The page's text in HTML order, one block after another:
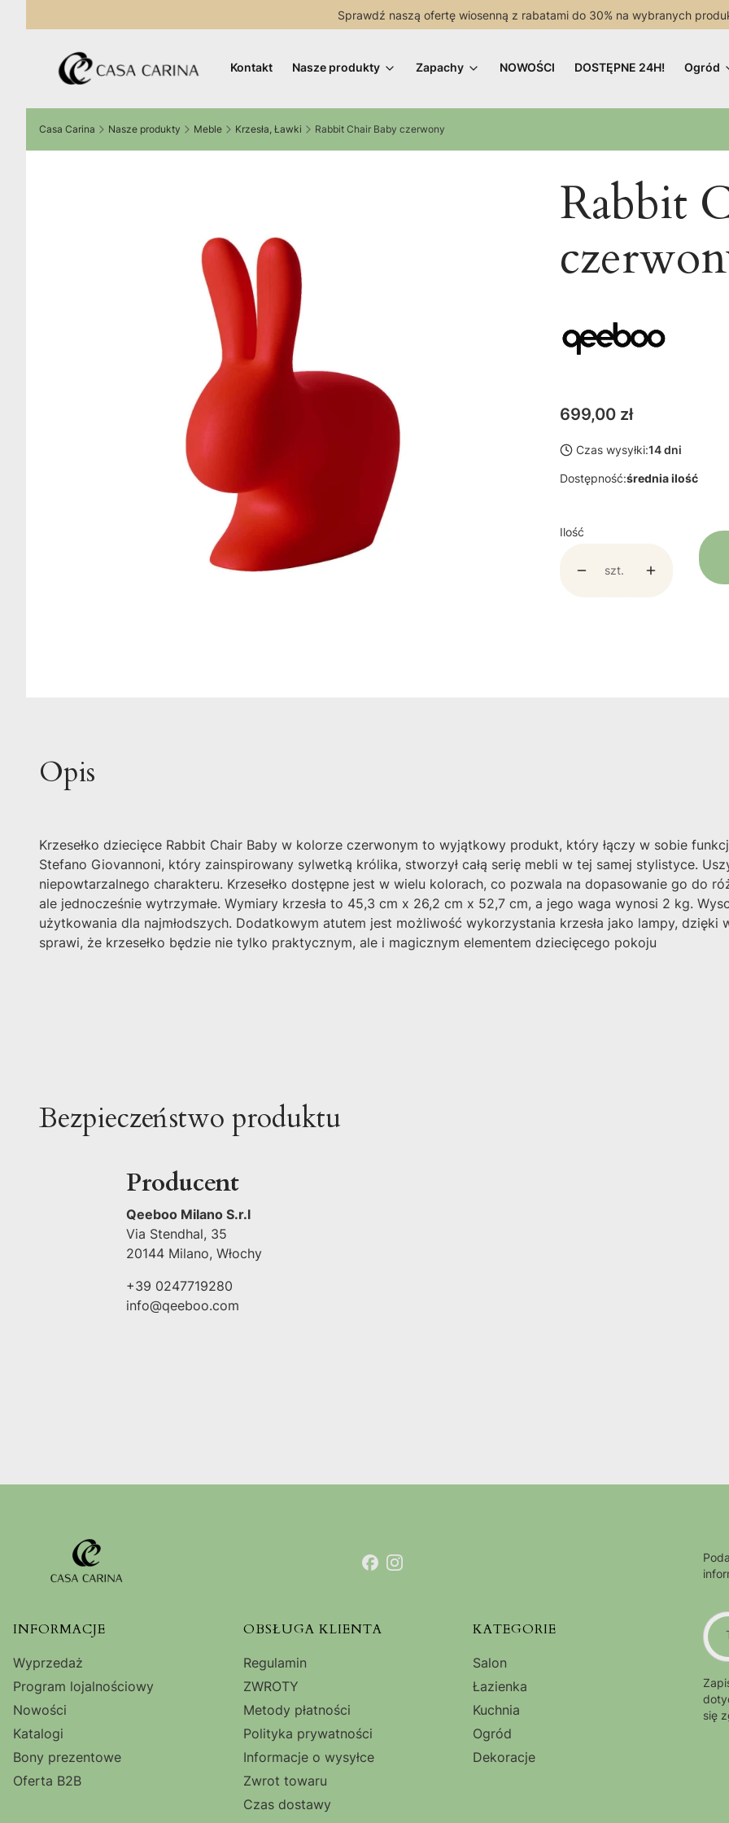
Sprawdź naszą ofertę wiosenną z rabatami do 30% na wybranych
Kontakt Nasze produkty Zapachy NOWOŚCI DOSTĘPNE 24H! Ogród
Casa Carina Nasze produkty Meble Krzesła, Ławki Rabbit Chair Baby czerwony
Rabbit
Cena
699,00 zł
Czas wysyłki:14 dni
Dostępność:średnia ilość
Ilość
szt.
Opis
Krzesełko dziecięce Rabbit Chair Baby w kolorze czerwonym to wyjątkowy produkt, który łączy w sobie
Stefano Giovannoni, który zainspirowany sylwetką królika, stworzył całą serię mebli w tej samej stylistyce.
niepowtarzalnego charakteru. Krzesełko dostępne jest w wielu kolorach, co pozwala na dopasowanie go do
ale jednocześnie wytrzymałe. Wymiary krzesła to 45,3 cm x 26,2 cm x 52,7 cm, a jego waga wynosi 2 kg.
użytkowania dla najmłodszych. Dodatkowym atutem jest możliwość wykorzystania krzesła jako lampy,
sprawi, że krzesełko będzie nie tylko praktycznym, ale i magicznym elementem dziecięcego pokoju
Bezpieczeństwo produktu
Producent
Qeeboo Milano S.r.l
Via Stendhal, 35
20144 Milano, Włochy
+39 0247719280
info@qeeboo.com
Linki w stopce
INFORMACJE
Wyprzedaż
Program lojalnościowy
Nowości
Katalogi
Bony prezentowe
Oferta B2B
OBSŁUGA KLIENTA
Regulamin
ZWROTY
Metody płatności
Polityka prywatności
Informacje o wysyłce
Zwrot towaru
Czas dostawy
KATEGORIE
Salon
Łazienka
Kuchnia
Ogród
Dekoracje
się